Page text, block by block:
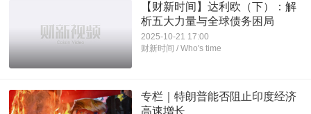
【财新时间】达利欧（下）：解
析五大力量与全球债务困局
2025-10-21 17:00
财新时间 / Who's time
专栏｜特朗普能否阻止印度经济
高速增长